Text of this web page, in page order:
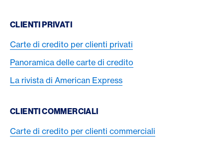
CLIENTI PRIVATI
Carte di credito per clienti privati
Panoramica delle carte di credito
La rivista di American Express
CLIENTI COMMERCIALI
Carte di credito per clienti commerciali